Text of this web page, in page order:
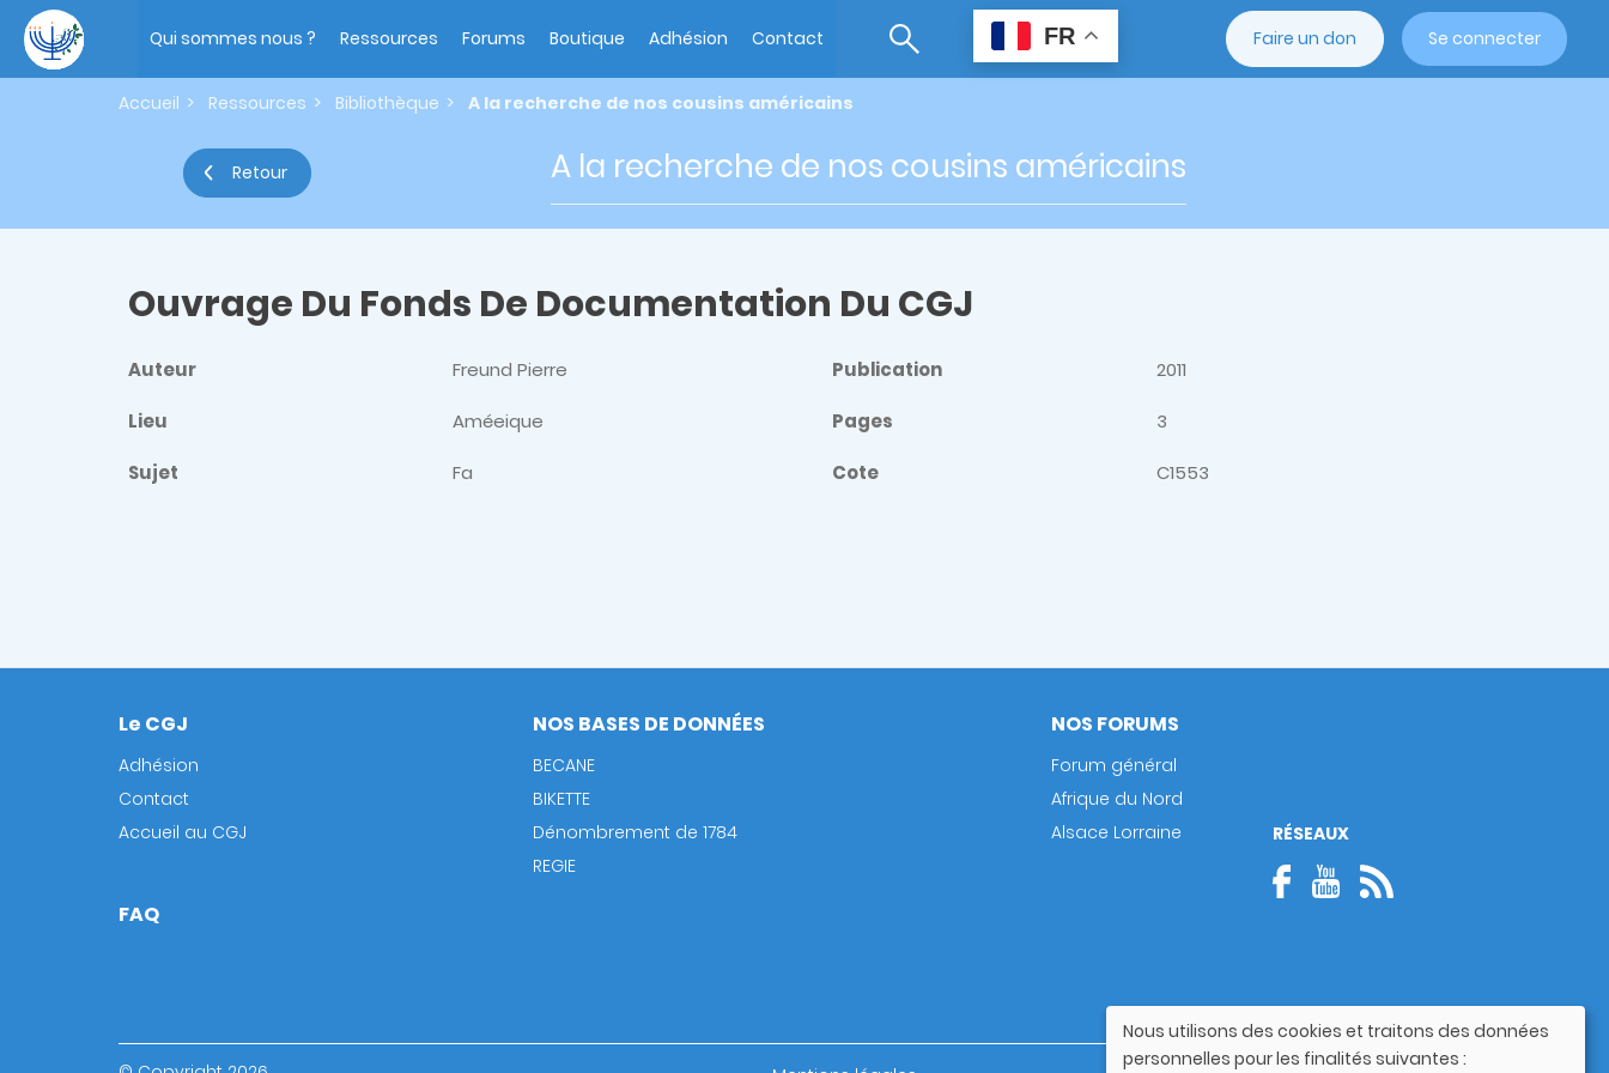
contenu
principal
navigation
Qui sommes nous ? Ressources Forums Boutique Adhésion Contact FR Faire un don Se connecter
Accueil Ressources Bibliothèque A la recherche de nos cousins américains
Retour A la recherche de nos cousins américains
Ouvrage Du Fonds De Documentation Du CGJ
Auteur Freund Pierre Publication 2011
Lieu Améeique Pages 3
Sujet Fa Cote C1553
Footer
Le CGJ
Adhésion
Contact
Accueil au CGJ
NOS BASES DE DONNÉES
BECANE
BIKETTE
Dénombrement de 1784
REGIE
NOS FORUMS
Forum général
Afrique du Nord
Alsace Lorraine
FAQ
RÉSEAUX
Utilisation
Nous utilisons des cookies et traitons des données
personnelles pour les finalités suivantes :